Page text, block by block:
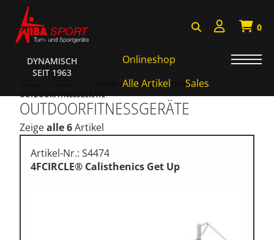
DYNAMISCH
SEIT 1963
0
Onlineshop
Alle Artikel
Sales
AKTIONEN • WIBA SPORT
Badminton • Faustball
Cube Sports
Fussball • Handballtore
FITNESS • FUNKTIONAL TRAINING
OUTDOORFITNESSGERÄTE
OUTDOORFITNESSGERÄTE
Zeigealle 6Artikel
Artikel-Nr.: S4474
4FCIRCLE® Calisthenics Get Up